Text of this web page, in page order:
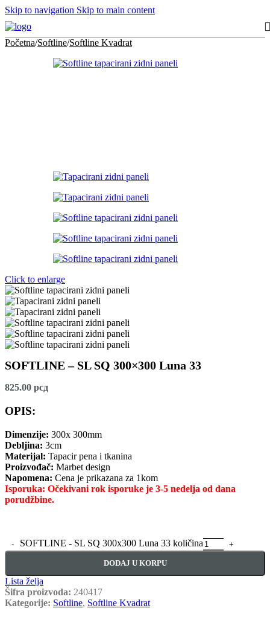
Skip to navigation Skip to main content
Početna/Softline/Softline Kvadrat
Click to enlarge
SOFTLINE – SL SQ 300×300 Luna 33
825.00 рсд
OPIS:
Dimenzije: 300x 300mm
Debljina: 3cm
Materijal: Tapacir pena i tkanina
Proizvođač: Marbet design
Napomena: Cena je prikazana za 1kom
Isporuka: Očekivani rok isporuke je 3-5 nedelja od dana
porudžbine.
SOFTLINE - SL SQ 300x300 Luna 33 količina
DODAJ U KORPU
Lista želja
Šifra proizvoda: 240417
Kategorije: Softline, Softline Kvadrat